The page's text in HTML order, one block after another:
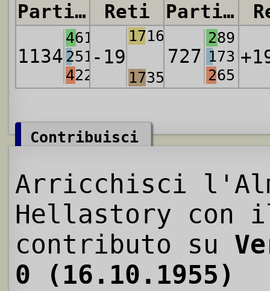
Partite
Reti Partite
1134
461
251
422
-19
1716
1735
727
289
173
265
Contribuisci
Arricchisci
Hellastory con
contributo su
0 (16.10.1955)